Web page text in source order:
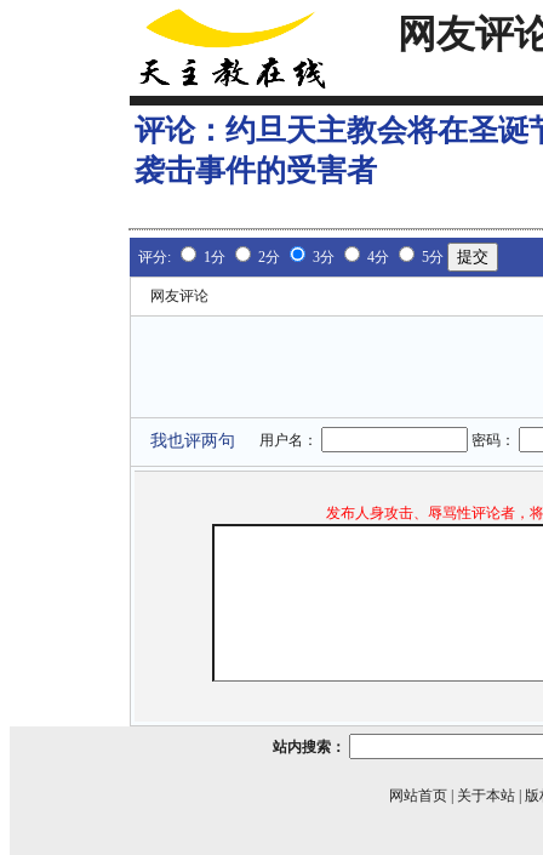
网友评
评论： 约旦天主教会将在圣诞
袭击事件的受害者
评分: 1分 2分 3分 4分 5分
网友评论
我也评两句 用户名： 密码：
发布人身攻击、辱骂性评论者，
站内搜索：
网站首页 关于本站 版